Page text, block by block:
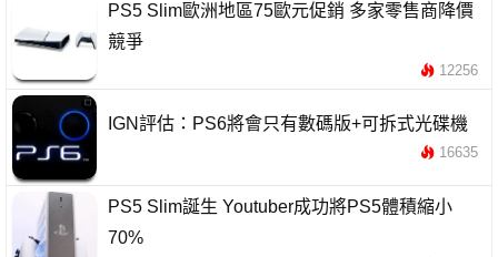
PS5 Slim歐洲地區75歐元促銷 多家零售商降價
競爭
12256
IGN評估：PS6將會只有數碼版+可拆式光碟機
16635
PS5 Slim誕生 Youtuber成功將PS5體積縮小
70%